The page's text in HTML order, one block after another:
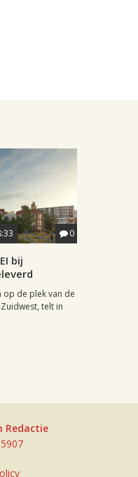
0
bij
op de plek van de
telt in
Redactie